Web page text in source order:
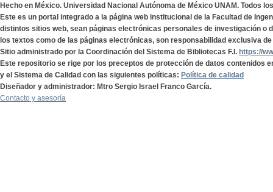
Hecho en México. Universidad Nacional Autónoma de México UNAM. Todos
Este es un portal integrado a la página web institucional de la Facultad de
distintos sitios web, sean páginas electrónicas personales de investigación o
los textos como de las páginas electrónicas, son responsabilidad exclusiva
Sitio administrado por la Coordinación del Sistema de Bibliotecas F.I. https://
Este repositorio se rige por los preceptos de protección de datos contenidos
y el Sistema de Calidad con las siguientes políticas: Política de calidad
Diseñador y administrador: Mtro Sergio Israel Franco García.
Contacto y asesoría